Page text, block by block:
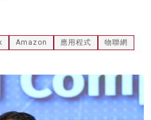
Amazon 應用程式
物聯網